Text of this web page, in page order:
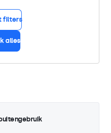
filters
alles